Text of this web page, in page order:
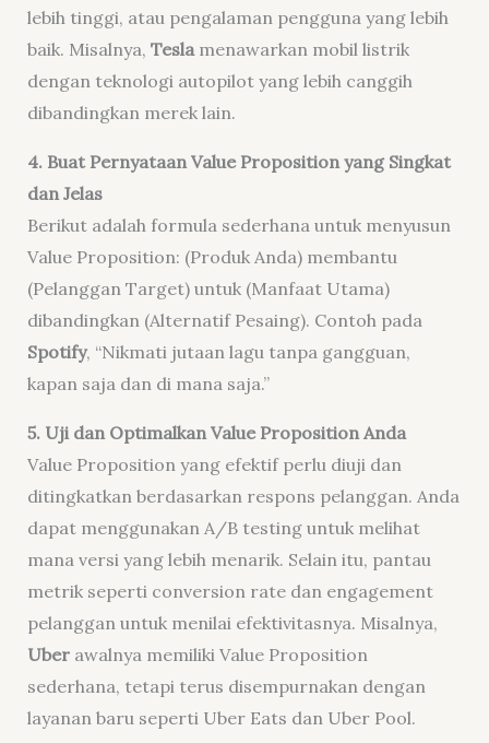
lebih tinggi, atau pengalaman pengguna yang lebih
baik. Misalnya, Teslamenawarkan mobil listrik
dengan teknologi autopilot yang lebih canggih
dibandingkan merek lain.
4. Buat Pernyataan Value Proposition yang Singkat
dan Jelas
Berikut adalah formula sederhana untuk menyusun
Value Proposition: (Produk Anda) membantu
(Pelanggan Target) untuk (Manfaat Utama)
dibandingkan (Alternatif Pesaing). Contoh pada
Spotify, “Nikmati jutaan lagu tanpa gangguan,
kapan saja dan di mana saja.”
5. Uji dan Optimalkan Value Proposition Anda
Value Proposition yang efektif perlu diuji dan
ditingkatkan berdasarkan respons pelanggan. Anda
dapat menggunakan A/B testing untuk melihat
mana versi yang lebih menarik. Selain itu, pantau
metrik seperti conversion rate dan engagement
pelanggan untuk menilai efektivitasnya. Misalnya,
Uberawalnya memiliki Value Proposition
sederhana, tetapi terus disempurnakan dengan
layanan baru seperti Uber Eats dan Uber Pool.